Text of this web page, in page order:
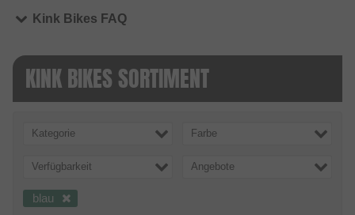
Kink Bikes FAQ
KINK BIKES SORTIMENT
Kategorie Farbe
Verfügbarkeit Angebote
blau